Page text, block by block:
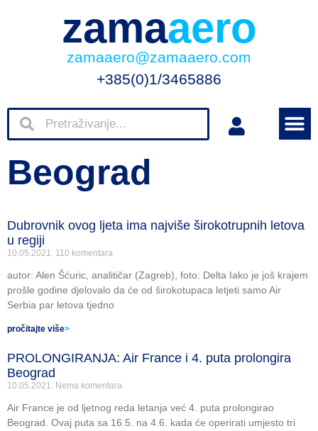
zamaaero
zamaaero@zamaaero.com
+385(0)1/3465886
Beograd
Dubrovnik ovog ljeta ima najviše širokotrupnih letova
u regiji
10.05.2021. 110 komentara
autor: Alen Šćuric, analitičar (Zagreb), foto: Delta Iako je još krajem
prošle godine djelovalo da će od širokotupaca letjeti samo Air
Serbia par letova tjedno
pročitajte više>
PROLONGIRANJA: Air France i 4. puta prolongira
Beograd
10.05.2021. Nema komentara
Air France je od ljetnog reda letanja već 4. puta prolongirao
Beograd. Ovaj puta sa 16.5. na 4.6. kada će operirati umjesto tri